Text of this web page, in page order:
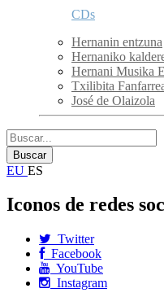
CDs
Hernanin entzuna
Hernaniko
Hernani Musika
Txilibita
José de Olaizola
EU ES
Iconos de redes
Twitter
Facebook
YouTube
Instagram